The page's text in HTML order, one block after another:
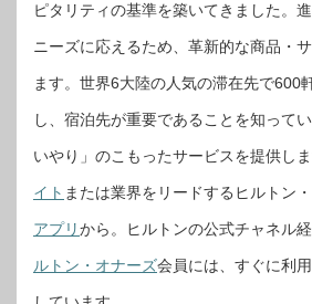
ピタリティの基準を築いてきました。
ニーズに応えるため、革新的な商品・
ます。世界6大陸の人気の滞在先で600
し、宿泊先が重要であることを知って
いやり」のこもったサービスを提供し
イト または業界をリードするヒルトン
アプリから。ヒルトンの公式チャネル
ルトン・オナーズ会員には、すぐに利